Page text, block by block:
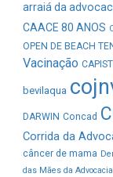
arraiá da
CAACE 80 ANOS
OPEN DE BEACH
Vacinação
bevilaqua
DARWIN Concad
Corrida da
câncer de mama
das Mães da Advocacia